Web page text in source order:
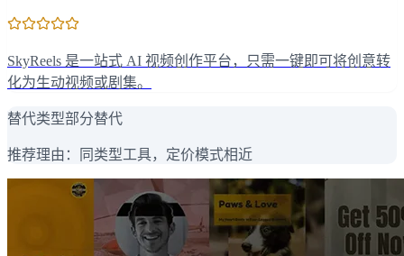
SkyReels 是一站式 AI 视频创作平台，只需一键即可将创意转
化为生动视频或剧集。
替代类型部分替代
推荐理由： 同类型工具，定价模式相近